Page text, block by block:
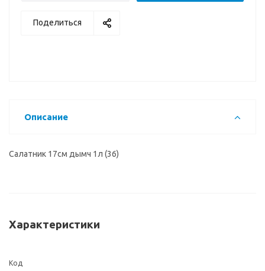
Поделиться
Описание
Салатник 17см дымч 1л (36)
Характеристики
Код